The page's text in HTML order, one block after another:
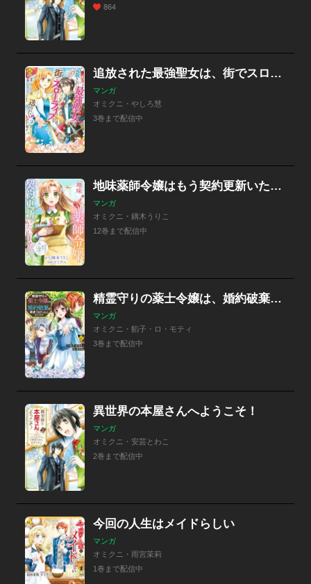
864
追放された最強聖女は、街でスローライフを送りたい！
マンガ
オミクニ・やしろ慧
3巻まで配信中
地味薬師令嬢はもう契約更新いたしません。（分冊版）
マンガ
オミクニ・鏑木うりこ
12巻まで配信中
精霊守りの薬士令嬢は、婚約破棄を突きつけられたようです
マンガ
オミクニ・餡子・ロ・モティ
3巻まで配信中
異世界の本屋さんへようこそ！
マンガ
オミクニ・安芸とわこ
2巻まで配信中
今回の人生はメイドらしい
マンガ
オミクニ・雨宮茉莉
1巻まで配信中